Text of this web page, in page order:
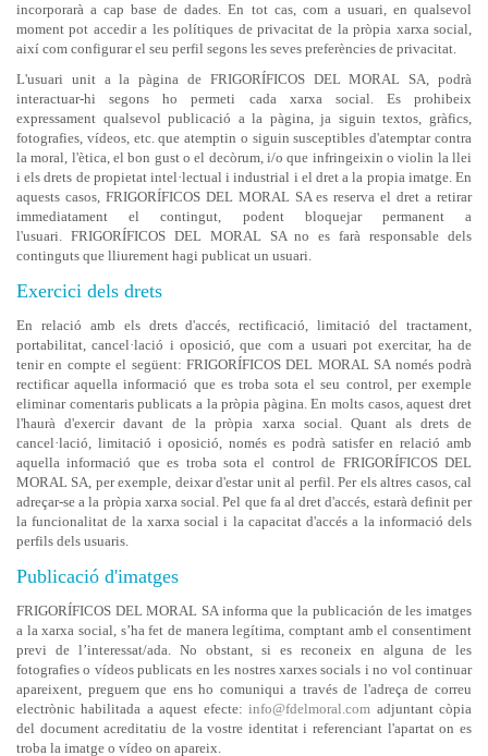
incorporarà a cap base de dades.En tot cas, com a usuari, en qualsevol
moment pot accedir a les polítiques de privacitat de la pròpia xarxa social,
així com configurar el seu perfil segons les seves preferències de privacitat.
L'usuari unit a la pàgina de FRIGORÍFICOS DEL MORAL SA, podrà
interactuar-hi segons ho permeti cada xarxa social. Es prohibeix
expressament qualsevol publicació a la pàgina, ja siguin textos, gràfics,
fotografies, vídeos, etc. que atemptin o siguin susceptibles d'atemptar contra
la moral, l'ètica, el bon gust o el decòrum, i/o que infringeixin o violin la llei
i els drets de propietat intel·lectual i industrial i el dret a la propia imatge. En
aquests casos, FRIGORÍFICOS DEL MORAL SA es reserva el dret a retirar
immediatament el contingut, podent bloquejar permanent a
l'usuari. FRIGORÍFICOS DEL MORAL SA no es farà responsable dels
continguts que lliurement hagi publicat un usuari.
Exercici dels drets
En relació amb els drets d'accés, rectificació, limitació del tractament,
portabilitat, cancel·lació i oposició, que com a usuari pot exercitar, ha de
tenir en compte el següent: FRIGORÍFICOS DEL MORAL SA només podrà
rectificar aquella informació que es troba sota el seu control, per exemple
eliminar comentaris publicats a la pròpia pàgina. En molts casos, aquest dret
l'haurà d'exercir davant de la pròpia xarxa social. Quant als drets de
cancel·lació, limitació i oposició, només es podrà satisfer en relació amb
aquella informació que es troba sota el control de FRIGORÍFICOS DEL
MORAL SA, per exemple, deixar d'estar unit al perfil. Per els altres casos, cal
adreçar-se a la pròpia xarxa social.Pel que fa al dret d'accés, estarà definit per
la funcionalitat de la xarxa social i la capacitat d'accés a la informació dels
perfils dels usuaris.
Publicació d'imatges
FRIGORÍFICOS DEL MORAL SA informa que la publicación de les imatges
a la xarxa social, s’ha fet de manera legítima, comptant amb el consentiment
previ de l’interessat/ada. No obstant, si es reconeix en alguna de les
fotografies o vídeos publicats en les nostres xarxes socials i no vol continuar
apareixent, preguem que ens ho comuniqui a través de l'adreça de correu
electrònic habilitada a aquest efecte:info@fdelmoral.com adjuntant còpia
del document acreditatiu de la vostre identitat i referenciant l'apartat on es
troba la imatge o vídeo on apareix.